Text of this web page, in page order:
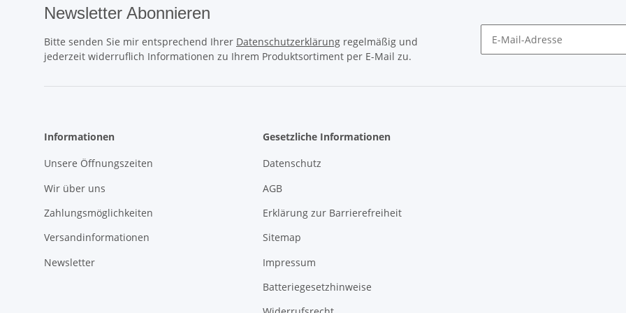
Newsletter Abonnieren
Bitte senden Sie mir entsprechend Ihrer Datenschutzerklärung regelmäßig und
jederzeit widerruflich Informationen zu Ihrem Produktsortiment per E-Mail zu.
Informationen
Unsere Öffnungszeiten
Wir über uns
Zahlungsmöglichkeiten
Versandinformationen
Newsletter
Gesetzliche Informationen
Datenschutz
AGB
Erklärung zur Barrierefreiheit
Sitemap
Impressum
Batteriegesetzhinweise